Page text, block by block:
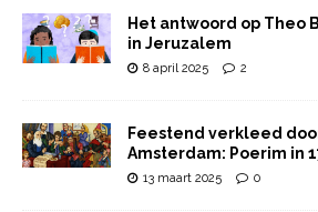
Het antwoord op Theo
in Jeruzalem
8 april 2025 2
Feestend verkleed
Amsterdam: Poerim in
13 maart 2025 0